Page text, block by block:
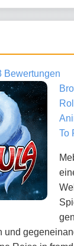
Bewertungen
To
und